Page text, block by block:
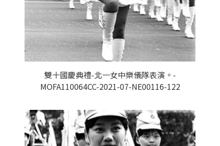
雙十國慶典禮-北一女中樂儀隊表演。-
MOFA110064CC-2021-07-NE00116-122